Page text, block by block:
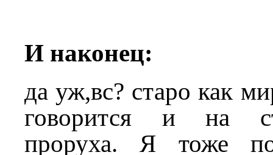
И наконец:
да уж,вс? старо как
говорится и на
проруха. Я тоже